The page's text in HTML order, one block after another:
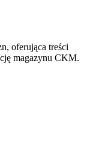
oferująca treści
magazynu CKM.